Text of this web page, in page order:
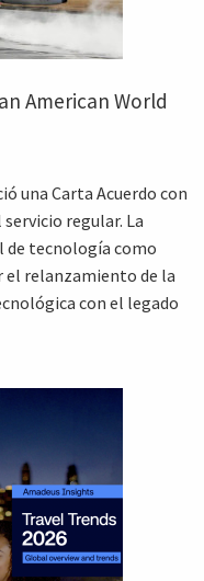
American World
una Carta Acuerdo con
regular. La
de tecnología como
el relanzamiento de la
con el legado